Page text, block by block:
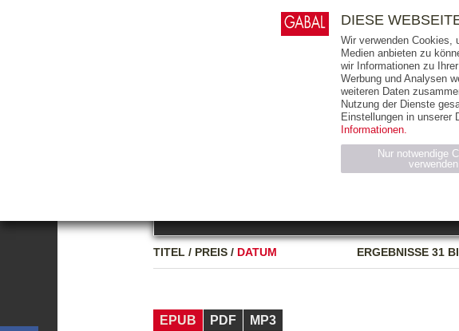
AUSGABEART
TITEL / PREIS / DATUM ERGEBNISSE31
EPUB PDF
MP3
E-BOOKS AUDIO-CDS
THEMEN
DIESE
Wir verwenden Cookies,
Medien anbieten zu
wir Informationen zu
Werbung und Analysen
weiteren Daten
Nutzung der Dienste
Einstellungen in unserer
Informationen.
Nur notwendige
verwenden
Name Anbieter
CMS_SESSION_ID
gabal-